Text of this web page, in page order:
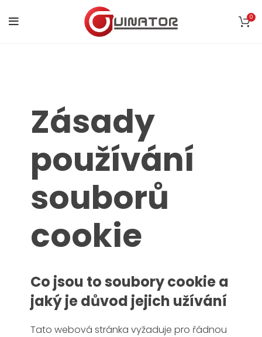
0
Zásady
používání
souborů
cookie
Co jsou to soubory cookie a
jaký je důvod jejich užívání
Tato webová stránka vyžaduje pro řádnou